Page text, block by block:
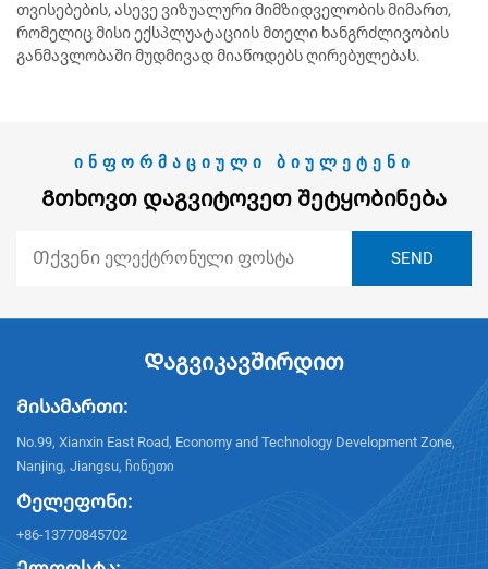
თვისებების, ასევე ვიზუალური მიმზიდველობის მიმართ,
რომელიც მისი ექსპლუატაციის მთელი ხანგრძლივობის
განმავლობაში მუდმივად მიაწოდებს ღირებულებას.
ᲘᲜᲤᲝᲠᲛᲐᲪᲘᲣᲚᲘ ᲑᲘᲣᲚᲔᲢᲔᲜᲘ
Გთხოვთ Დაგვიტოვეთ Შეტყობინება
Დაგვიკავშირდით
Მისამართი:
No.99, Xianxin East Road, Economy and Technology Development Zone,
Nanjing, Jiangsu, ჩინეთი
Ტელეფონი:
+86-13770845702